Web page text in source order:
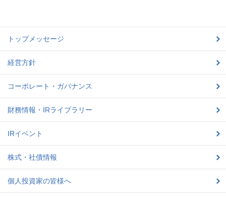
トップメッセージ
経営方針
コーポレート・ガバナンス
財務情報・IRライブラリー
IRイベント
株式・社債情報
個人投資家の皆様へ